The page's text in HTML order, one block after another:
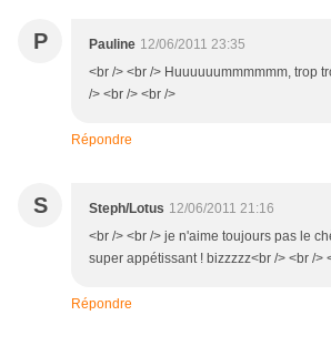
P Pauline 12/06/2011 23:35
<br /> <br /> Huuuuuummmmmm, trop
/> <br /> <br />
Répondre
S Steph/Lotus 12/06/2011 21:16
<br /> <br /> je n'aime toujours pas le
super appétissant ! bizzzzz<br /> <br />
Répondre